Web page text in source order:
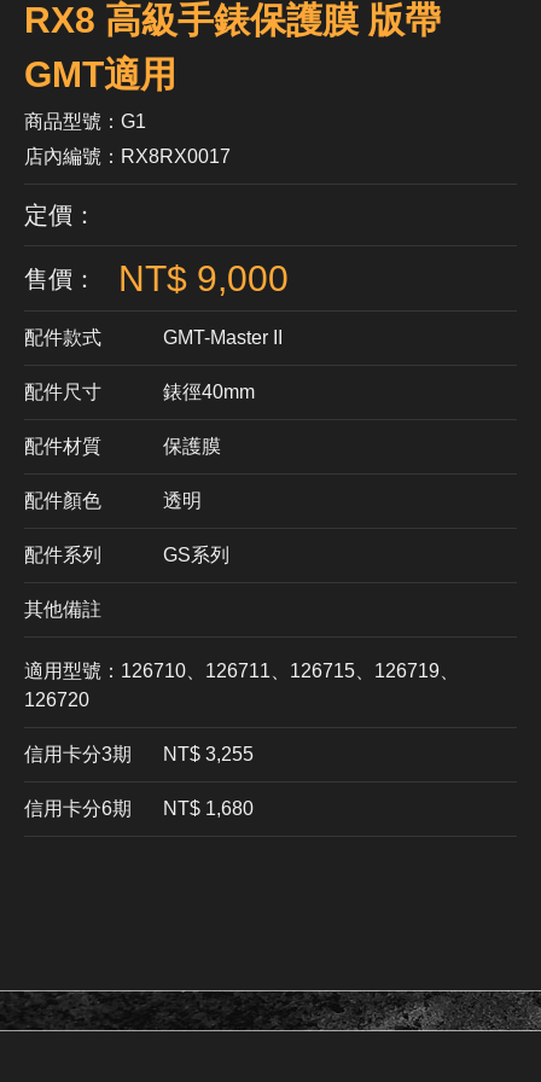
RX8 高級手錶保護膜 版帶
GMT適用
商品型號：G1
店內編號：RX8RX0017
定價：
售價： NT$ 9,000
配件款式 GMT-Master II
配件尺寸 錶徑40mm
配件材質 ​保護膜
配件顏色 透明
配件系列 GS系列
其他備註
適用型號：126710、126711、126715、126719、
126720
信用卡分3期 ​NT$ 3,255
信用卡分6期 NT$ 1,680